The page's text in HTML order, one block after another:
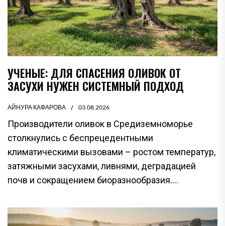
УЧЕНЫЕ: ДЛЯ СПАСЕНИЯ ОЛИВОК ОТ
ЗАСУХИ НУЖЕН СИСТЕМНЫЙ ПОДХОД
АЙНУРА КАФАРОВА 03.08.2026
Производители оливок в Средиземноморье
столкнулись с беспрецедентными
климатическими вызовами – ростом температур,
затяжными засухами, ливнями, деградацией
почв и сокращением биоразнообразия....